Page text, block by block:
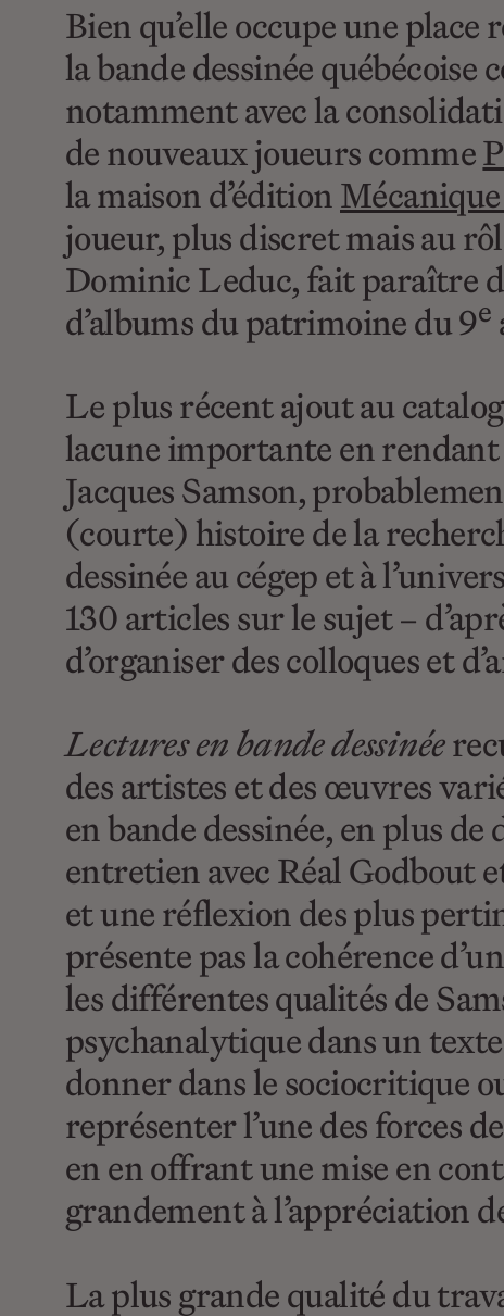
Bien qu’elle occupe une
la bande dessinée
notamment avec la
de nouveaux joueurs comme
la maison d’édition
joueur, plus discret mais au
Dominic Leduc, fait paraître
d’albums du patrimoine du 9e
Le plus récent ajout au
lacune importante en rendant
Jacques Samson,
(courte) histoire de la
dessinée au cégep et à
130 articles sur le sujet –
d’organiser des colloques et
Lectures en bande dessinée
des artistes et des œuvres
en bande dessinée, en plus
entretien avec Réal Godbout
et une réflexion des plus
présente pas la cohérence
les différentes qualités de
psychanalytique dans un
donner dans le sociocritique
représenter l’une des forces
en en offrant une mise en
grandement à l’appréciation
La plus grande qualité du